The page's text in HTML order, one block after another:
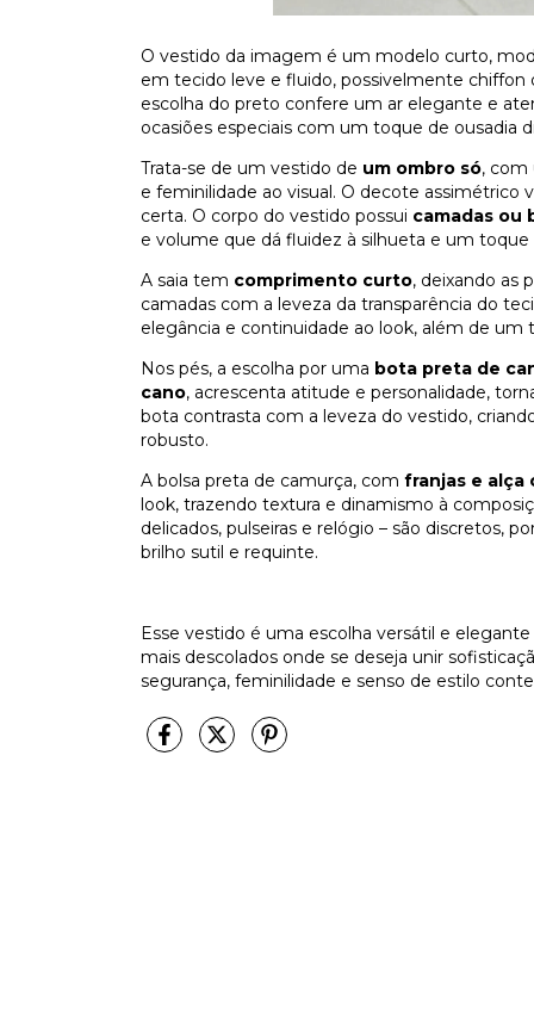
O vestido da imagem é um modelo curto,
em tecido leve e fluido, possivelmente
escolha do preto confere um ar elegante e
ocasiões especiais com um toque de ousadia
Trata-se de um vestido de um ombro só, com
e feminilidade ao visual. O decote assimétrico
certa. O corpo do vestido possui camadas ou
e volume que dá fluidez à silhueta e um
A saia tem comprimento curto, deixando as
camadas com a leveza da transparência do
elegância e continuidade ao look, além de
Nos pés, a escolha por uma bota preta de
cano, acrescenta atitude e personalidade,
bota contrasta com a leveza do vestido,
robusto.
A bolsa preta de camurça, com franjas e alça
look, trazendo textura e dinamismo à
delicados, pulseiras e relógio – são discretos,
brilho sutil e requinte.
Esse vestido é uma escolha versátil e
mais descolados onde se deseja unir
segurança, feminilidade e senso de estilo